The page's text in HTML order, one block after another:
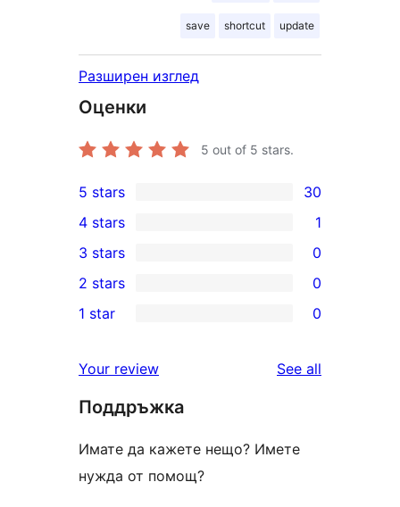
save shortcut update
Разширен изглед
Оценки
5 out of 5 stars.
30
5-
star
reviews
5 stars 30
4-
star
review
4 stars 1
0
3-
star
3 stars 0
2-
reviews
2 stars 0
star
reviews
1 star 0
Your review See all
Поддръжка
Имате да кажете нещо? Имете
нужда от помощ?